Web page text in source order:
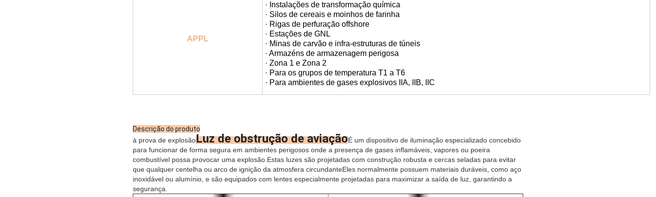
APPL
· Instalações de transformação química
· Silos de cereais e moinhos de farinha
· Rigas de perfuração offshore
· Estações de GNL
· Minas de carvão e infra-estruturas de túneis
· Armazéns de armazenagem perigosa
· Zona 1 e Zona 2
· Para os grupos de temperatura T1 a T6
· Para ambientes de gases explosivos IIA, IIB, IIC
Descrição do produto
à prova de explosãoLuz de obstrução de aviaçãoÉ um dispositivo de iluminação especializado concebido
para funcionar de forma segura em ambientes perigosos onde a presença de gases inflamáveis, vapores ou poeira
combustível possa provocar uma explosão.Estas luzes são projetadas com construção robusta e cercas seladas para evitar
que qualquer centelha ou arco de ignição da atmosfera circundanteEles normalmente possuem materiais duráveis, como aço
inoxidável ou alumínio, e são equipados com lentes especialmente projetadas para maximizar a saída de luz, garantindo a
segurança.